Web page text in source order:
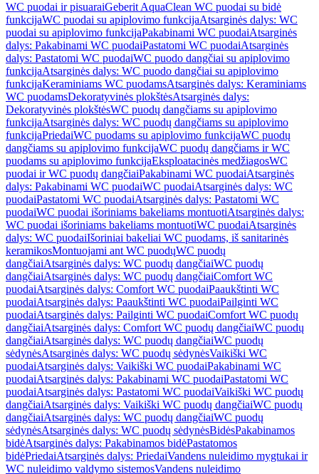
WC puodai ir pisuaraiGeberit AquaClean WC puodai su bidė
funkcijaWC puodai su apiplovimo funkcijaAtsarginės dalys: WC
puodai su apiplovimo funkcijaPakabinami WC puodaiAtsarginės
dalys: Pakabinami WC puodaiPastatomi WC puodaiAtsarginės
dalys: Pastatomi WC puodaiWC puodo dangčiai su apiplovimo
funkcijaAtsarginės dalys: WC puodo dangčiai su apiplovimo
funkcijaKeraminiams WC puodamsAtsarginės dalys: Keraminiams
WC puodamsDekoratyvinės plokštėsAtsarginės dalys:
Dekoratyvinės plokštėsWC puodų dangčiams su apiplovimo
funkcijaAtsarginės dalys: WC puodų dangčiams su apiplovimo
funkcijaPriedaiWC puodams su apiplovimo funkcijaWC puodų
dangčiams su apiplovimo funkcijaWC puodų dangčiams ir WC
puodams su apiplovimo funkcijaEksploatacinės medžiagosWC
puodai ir WC puodų dangčiaiPakabinami WC puodaiAtsarginės
dalys: Pakabinami WC puodaiWC puodaiAtsarginės dalys: WC
puodaiPastatomi WC puodaiAtsarginės dalys: Pastatomi WC
puodaiWC puodai išoriniams bakeliams montuotiAtsarginės dalys:
WC puodai išoriniams bakeliams montuotiWC puodaiAtsarginės
dalys: WC puodaiIšoriniai bakeliai WC puodams, iš sanitarinės
keramikosMontuojami ant WC puodųWC puodų
dangčiaiAtsarginės dalys: WC puodų dangčiaiWC puodų
dangčiaiAtsarginės dalys: WC puodų dangčiaiComfort WC
puodaiAtsarginės dalys: Comfort WC puodaiPaaukštinti WC
puodaiAtsarginės dalys: Paaukštinti WC puodaiPailginti WC
puodaiAtsarginės dalys: Pailginti WC puodaiComfort WC puodų
dangčiaiAtsarginės dalys: Comfort WC puodų dangčiaiWC puodų
dangčiaiAtsarginės dalys: WC puodų dangčiaiWC puodų
sėdynėsAtsarginės dalys: WC puodų sėdynėsVaikiški WC
puodaiAtsarginės dalys: Vaikiški WC puodaiPakabinami WC
puodaiAtsarginės dalys: Pakabinami WC puodaiPastatomi WC
puodaiAtsarginės dalys: Pastatomi WC puodaiVaikiški WC puodų
dangčiaiAtsarginės dalys: Vaikiški WC puodų dangčiaiWC puodų
dangčiaiAtsarginės dalys: WC puodų dangčiaiWC puodų
sėdynėsAtsarginės dalys: WC puodų sėdynėsBidėsPakabinamos
bidėAtsarginės dalys: Pakabinamos bidėPastatomos
bidėPriedaiAtsarginės dalys: PriedaiVandens nuleidimo mygtukai ir
WC nuleidimo valdymo sistemosVandens nuleidimo